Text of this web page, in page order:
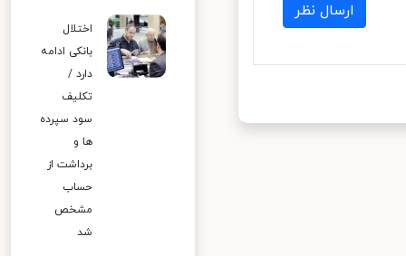
ارسال نظر
اختلال
بانکی ادامه
دارد /
تکلیف
سود سپرده
ها و
برداشت از
حساب
مشخص
شد